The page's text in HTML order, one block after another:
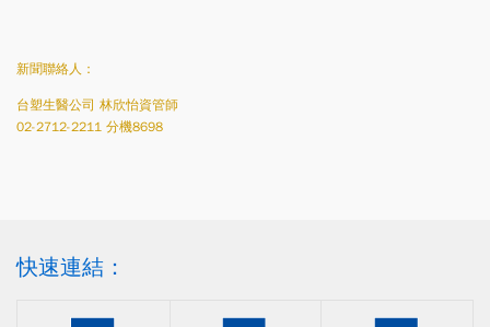
新聞聯絡人：
台塑生醫公司 林欣怡資管師
02-2712-2211 分機8698
快速連結：